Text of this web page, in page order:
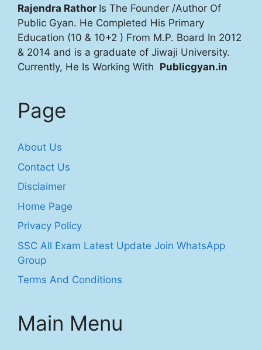
Rajendra Rathor Is The Founder /Author Of
Public Gyan. He Completed His Primary
Education (10 & 10+2 ) From M.P. Board In 2012
& 2014 and is a graduate of Jiwaji University.
Currently, He Is Working With Publicgyan.in
Page
About Us
Contact Us
Disclaimer
Home Page
Privacy Policy
SSC All Exam Latest Update Join WhatsApp
Group
Terms And Conditions
Main Menu